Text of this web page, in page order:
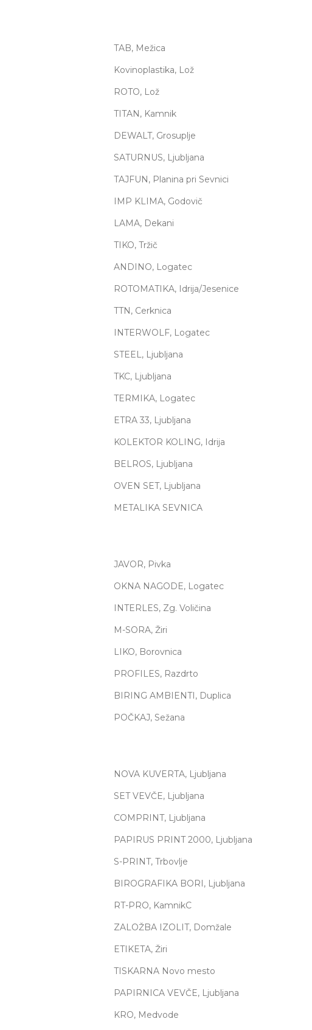
TAB, Mežica
Kovinoplastika, Lož
ROTO, Lož
TITAN, Kamnik
DEWALT, Grosuplje
SATURNUS, Ljubljana
TAJFUN, Planina pri Sevnici
IMP KLIMA, Godovič
LAMA, Dekani
TIKO, Tržič
ANDINO, Logatec
ROTOMATIKA, Idrija/Jesenice
TTN, Cerknica
INTERWOLF, Logatec
STEEL, Ljubljana
TKC, Ljubljana
TERMIKA, Logatec
ETRA 33, Ljubljana
KOLEKTOR KOLING, Idrija
BELROS, Ljubljana
OVEN SET, Ljubljana
METALIKA SEVNICA
JAVOR, Pivka
OKNA NAGODE, Logatec
INTERLES, Zg. Voličina
M-SORA, Žiri
LIKO, Borovnica
PROFILES, Razdrto
BIRING AMBIENTI, Duplica
POČKAJ, Sežana
NOVA KUVERTA, Ljubljana
SET VEVČE, Ljubljana
COMPRINT, Ljubljana
PAPIRUS PRINT 2000, Ljubljana
S-PRINT, Trbovlje
BIROGRAFIKA BORI, Ljubljana
RT-PRO, KamnikC
ZALOŽBA IZOLIT, Domžale
ETIKETA, Žiri
TISKARNA Novo mesto
PAPIRNICA VEVČE, Ljubljana
KRO, Medvode